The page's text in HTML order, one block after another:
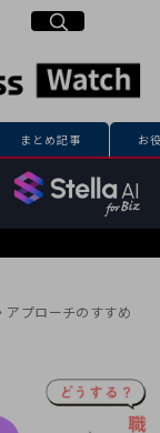
です。
検索する
まとめ記事 お
アプローチのすすめ